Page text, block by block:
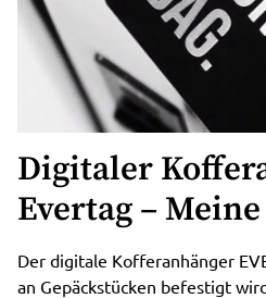
Digitaler
Evertag –
Mit Dem
Der digitale Kofferanhänger
an Gepäckstücken befestigt